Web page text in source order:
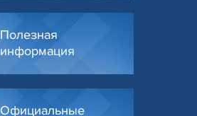
Полезная
информация
Официальные